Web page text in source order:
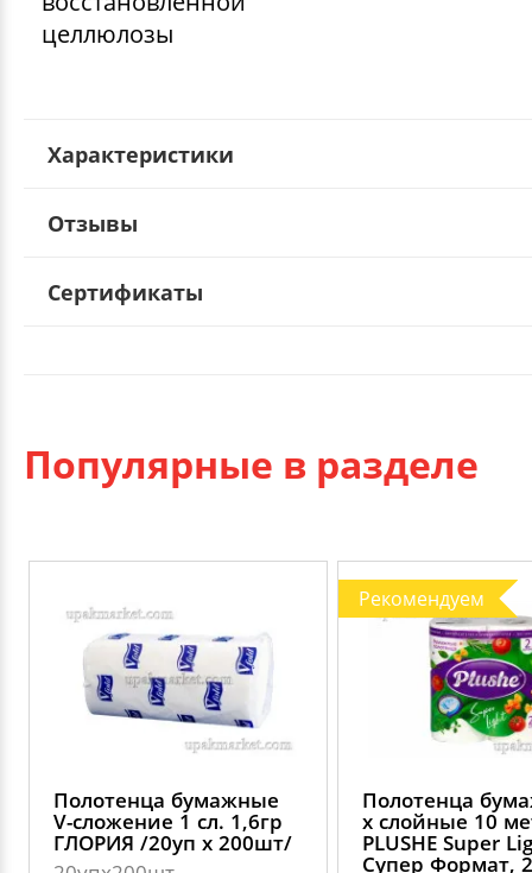
Характеристики
Отзывы
Сертификаты
Популярные в разделе
Полотенца бумажные
V-сложение 1 сл. 1,6гр
ГЛОРИЯ /20уп х 200шт/
Рекомендуем
Полотенца
х слойные 10
PLUSHE Super
Супер Формат,